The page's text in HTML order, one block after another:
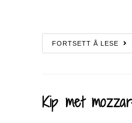
FORTSETT Å LESE
Kip met